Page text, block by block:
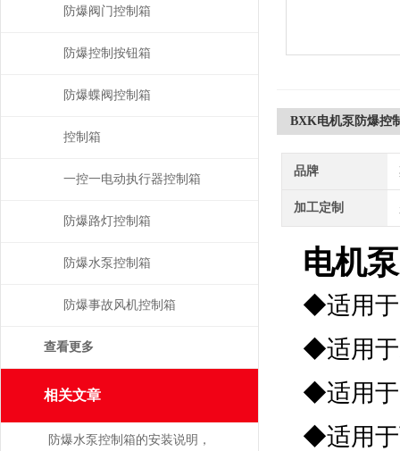
BXK电机泵防爆控
品牌
加工定制
电机
◆适用于
◆适用于
◆适用于
◆适用于
防爆阀门控制箱
防爆控制按钮箱
防爆蝶阀控制箱
控制箱
一控一电动执行器控制箱
防爆路灯控制箱
防爆水泵控制箱
防爆事故风机控制箱
查看更多
相关文章
防爆水泵控制箱的安装说明，